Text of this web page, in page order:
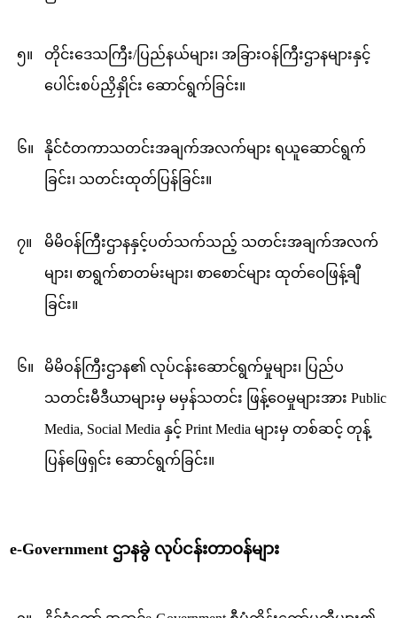
၅။ တိုင်းဒေသကြီး/ပြည်နယ်များ၊ အခြားဝန်ကြီးဌာနများနှင့်
ပေါင်းစပ်ညှိနှိုင်း ဆောင်ရွက်ခြင်း။
၆။ နိုင်ငံတကာသတင်းအချက်အလက်များ ရယူဆောင်ရွက်
ခြင်း၊ သတင်းထုတ်ပြန်ခြင်း။
၇။ မိမိဝန်ကြီးဌာနနှင့်ပတ်သက်သည့် သတင်းအချက်အလက်
များ၊ စာရွက်စာတမ်းများ၊ စာစောင်များ ထုတ်ဝေဖြန့်ချီ
ခြင်း။
၆။ မိမိဝန်ကြီးဌာန၏ လုပ်ငန်း‌ဆောင်ရွက်မှုများ၊ ပြည်ပ
သတင်းမီဒီယာများမှ မမှန်သတင်း ဖြန့်ဝေမှုများအား Public
Media, Social Media နှင့် Print Media များမှ တစ်ဆင့် တုန့်
ပြန်ဖြေရှင်း ‌ဆောင်ရွက်ခြင်း။
e-Government ဌာနခွဲ လုပ်ငန်းတာဝန်များ